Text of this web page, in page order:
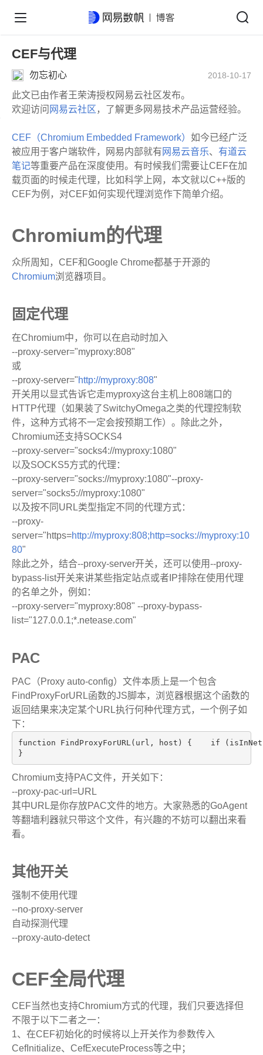
CEF与代理
勿忘初心 2018-10-17
此文已由作者王荣涛授权网易云社区发布。
欢迎访问 网易云社区 ，了解更多网易技术产品运营经验。
CEF（Chromium Embedded Framework） 如今已经广泛
被应用于客户端软件，网易内部就有 网易云音乐、 有道云
笔记等重要产品在深度使用。有时候我们需要让CEF在加
载页面的时候走代理，比如科学上网，本文就以C++版的
CEF为例，对CEF如何实现代理浏览作下简单介绍。
Chromium的代理
众所周知，CEF和Google Chrome都基于开源的
Chromium浏览器项目。
固定代理
在Chromium中，你可以在启动时加入
--proxy-server="myproxy:808"
或
--proxy-server="http://myproxy:808"
开关用以显式告诉它走myproxy这台主机上808端口的
HTTP代理（如果装了SwitchyOmega之类的代理控制软
件，这种方式将不一定会按预期工作）。除此之外，
Chromium还支持SOCKS4
--proxy-server="socks4://myproxy:1080"
以及SOCKS5方式的代理：
--proxy-server="socks://myproxy:1080"--proxy-
server="socks5://myproxy:1080"
以及按不同URL类型指定不同的代理方式：
--proxy-
server="https=http://myproxy:808;http=socks://myproxy:10
80"
除此之外，结合--proxy-server开关，还可以使用--proxy-
bypass-list开关来讲某些指定站点或者IP排除在使用代理
的名单之外，例如：
--proxy-server="myproxy:808" --proxy-bypass-
list="127.0.0.1;*.netease.com"
PAC
PAC（Proxy auto-config）文件本质上是一个包含
FindProxyForURL函数的JS脚本，浏览器根据这个函数的
返回结果来决定某个URL执行何种代理方式，一个例子如
下：
function FindProxyForURL(url, host) {    if
}
Chromium支持PAC文件，开关如下：
--proxy-pac-url=URL
其中URL是你存放PAC文件的地方。大家熟悉的GoAgent
等翻墙利器就只带这个文件，有兴趣的不妨可以翻出来看
看。
其他开关
强制不使用代理
--no-proxy-server
自动探测代理
--proxy-auto-detect
CEF全局代理
CEF当然也支持Chromium方式的代理，我们只要选择但
不限于以下二者之一：
1、在CEF初始化的时候将以上开关作为参数传入
CefInitialize、CefExecuteProcess等之中；